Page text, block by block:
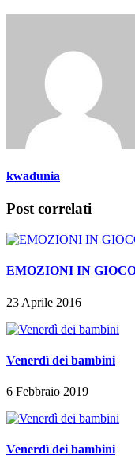
kwadunia
Post correlati
EMOZIONI IN
23 Aprile 2016
Venerdì dei bambini
6 Febbraio 2019
Venerdì dei bambini